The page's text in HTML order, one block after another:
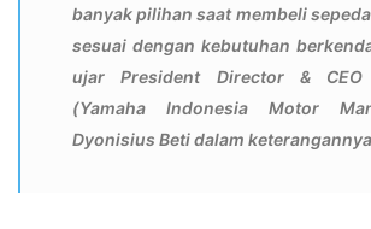
banyak pilihan saat membeli
sesuai dengan kebutuhan
ujar President Director &
(Yamaha Indonesia Motor
Dyonisius Beti dalam